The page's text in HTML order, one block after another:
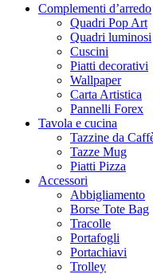
Complementi d’arredo
Quadri Pop Art
Quadri luminosi
Cuscini
Piatti decorativi
Wallpaper
Carta Artistica
Pannelli Forex
Tavola e cucina
Tazzine da
Tazze Mug
Piatti Pizza
Accessori
Abbigliamento
Borse Tote Bag
Tracolle
Portafogli
Portachiavi
Trolley